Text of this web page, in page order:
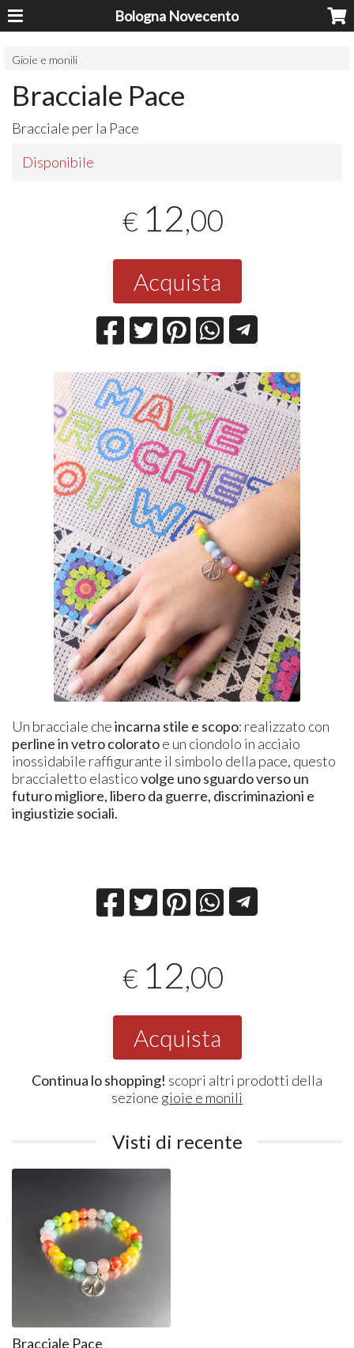
Bologna Novecento
Gioie e monili
Bracciale Pace
Bracciale per la Pace
Disponibile
€ 12,00
Acquista
Un bracciale cheincarna stile e scopo: realizzato con
perline in vetrocoloratoe un ciondolo in acciaio
inossidabile raffigurante il simbolo della pace, questo
braccialetto elasticovolge uno sguardo verso un
futuro migliore, libero da guerre, discriminazioni e
ingiustizie sociali.
€ 12,00
Acquista
Continua lo shopping! scopri altri prodotti della
sezione gioie e monili
Visti di recente
Bracciale Pace